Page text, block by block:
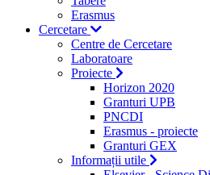
Erasmus
Cercetare
Centre de Cercetare
Laboratoare
Proiecte
Horizon 2020
Granturi UPB
PNCDI
Erasmus - proiecte
Granturi GEX
Informații utile